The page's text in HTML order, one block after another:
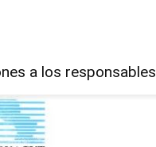
a los responsables